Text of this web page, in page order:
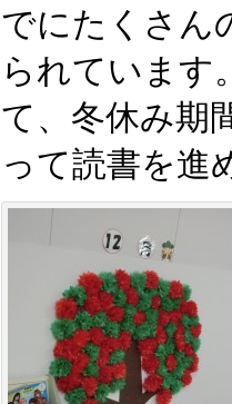
でにたくさん
られています
て、冬休み期
って読書を進